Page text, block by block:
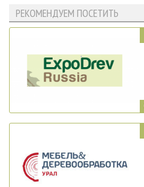
РЕКОМЕНДУЕМ ПОСЕТИТЬ